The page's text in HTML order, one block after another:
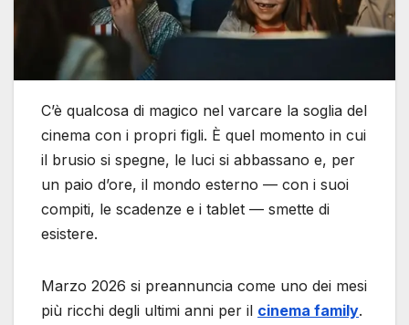
C’è qualcosa di magico nel varcare la soglia del
cinema con i propri figli. È quel momento in cui
il brusio si spegne, le luci si abbassano e, per
un paio d’ore, il mondo esterno — con i suoi
compiti, le scadenze e i tablet — smette di
esistere.
Marzo 2026 si preannuncia come uno dei mesi
più ricchi degli ultimi anni per il cinema family.